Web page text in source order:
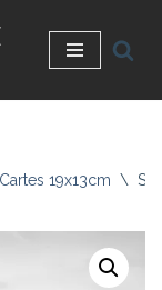
Cartes 19x13cm \